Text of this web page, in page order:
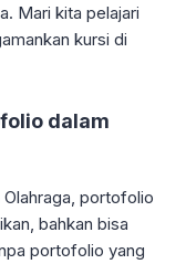
Mari kita pelajari
kursi di
dalam
portofolio
bahkan bisa
portofolio yang